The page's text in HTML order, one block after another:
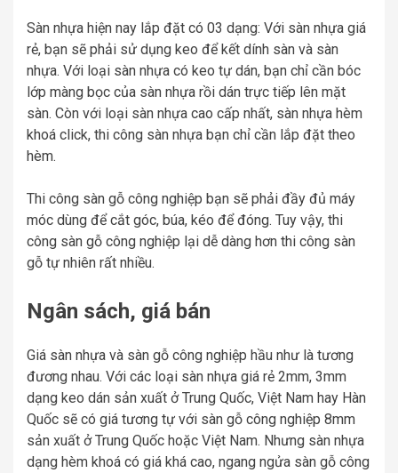
Sàn nhựa hiện nay lắp đặt có 03 dạng: Với sàn nhựa giá
rẻ, bạn sẽ phải sử dụng keo để kết dính sàn và sàn
nhựa. Với loại sàn nhựa có keo tự dán, bạn chỉ cần bóc
lớp màng bọc của sàn nhựa rồi dán trực tiếp lên mặt
sàn. Còn với loại sàn nhựa cao cấp nhất, sàn nhựa hèm
khoá click, thi công sàn nhựa bạn chỉ cần lắp đặt theo
hèm.
Thi công sàn gỗ công nghiệp bạn sẽ phải đầy đủ máy
móc dùng để cắt góc, búa, kéo để đóng. Tuy vậy, thi
công sàn gỗ công nghiệp lại dễ dàng hơn thi công sàn
gỗ tự nhiên rất nhiều.
Ngân sách, giá bán
Giá sàn nhựa và sàn gỗ công nghiệp hầu như là tương
đương nhau. Với các loại sàn nhựa giá rẻ 2mm, 3mm
dạng keo dán sản xuất ở Trung Quốc, Việt Nam hay Hàn
Quốc sẽ có giá tương tự với sàn gỗ công nghiệp 8mm
sản xuất ở Trung Quốc hoặc Việt Nam. Nhưng sàn nhựa
dạng hèm khoá có giá khá cao, ngang ngửa sàn gỗ công